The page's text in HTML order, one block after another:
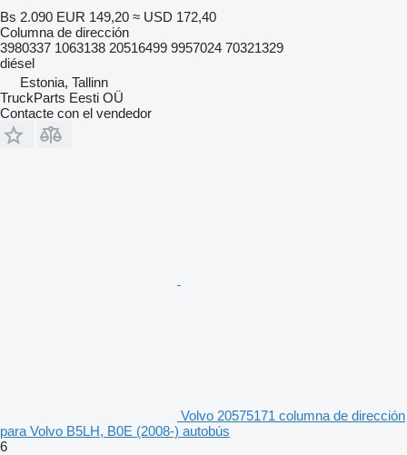
Bs 2.090 EUR 149,20 ≈ USD 172,40
Columna de dirección
3980337 1063138 20516499 9957024 70321329
diésel
Estonia, Tallinn
TruckParts Eesti OÜ
Contacte con el vendedor
Volvo 20575171 columna de dirección
para Volvo B5LH, B0E (2008-) autobús
6